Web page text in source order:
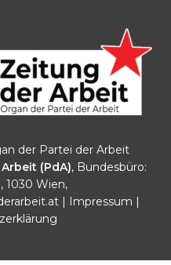
der Partei der Arbeit
(PdA), Bundesbüro:
1030 Wien,
| Impressum |